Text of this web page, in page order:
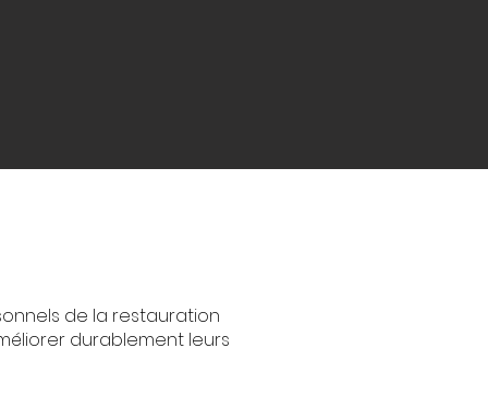
de la restauration
durablement leurs